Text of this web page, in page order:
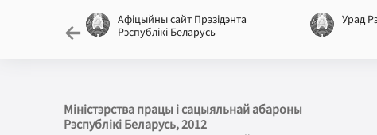
Афіцыйны сайт Прэзідэнта
Рэспублікі Беларусь
Урад
Міністэрства працы і сацыяльнай абароны
Рэспублікі Беларусь, 2012